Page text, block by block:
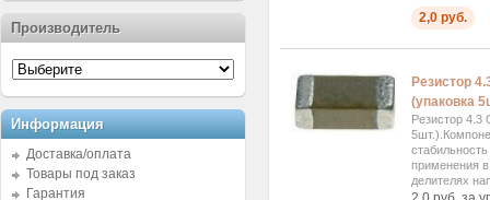
2,0 руб.
Резистор
(упаковка
Резистор 4.3
применения в
делителях
Производитель
Информация
Доставка/оплата
Товары под заказ
Гарантия